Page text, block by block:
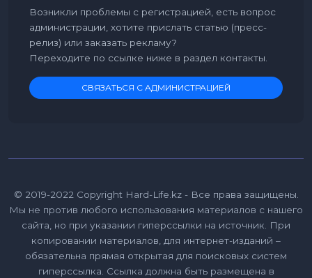
Возникли проблемы с регистрацией, есть вопрос
администрации, хотите прислать статью (пресс-
релиз) или заказать рекламу?
Переходите по ссылке ниже в раздел контакты.
СВЯЗАТЬСЯ С АДМИНИСТРАЦИЕЙ
© 2019-2022 Copyright Hard-Life.kz - Все права защищены.
Мы не против любого использования материалов с нашего
сайта, но при указании гиперссылки на источник. При
копировании материалов, для интернет-изданий –
обязательна прямая открытая для поисковых систем
гиперссылка. Ссылка должна быть размещена в